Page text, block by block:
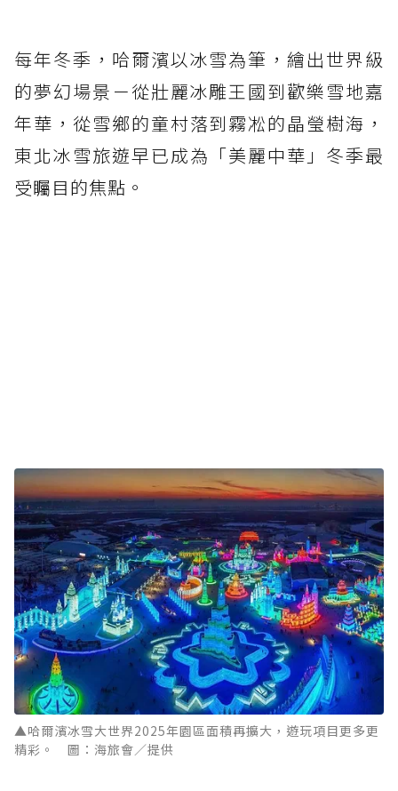
每年冬季，哈爾濱以冰雪為筆，繪出世界級
的夢幻場景－從壯麗冰雕王國到歡樂雪地嘉
年華，從雪鄉的童村落到霧凇的晶瑩樹海，
東北冰雪旅遊早已成為「美麗中華」冬季最
受矚目的焦點。
▲哈爾濱冰雪大世界2025年園區面積再擴大，遊玩項目更多更
精彩。 圖：海旅會／提供